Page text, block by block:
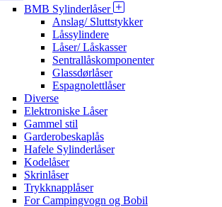
BMB Sylinderlåser
Anslag/ Sluttstykker
Låssylindere
Låser/ Låskasser
Sentrallåskomponenter
Glassdørlåser
Espagnolettlåser
Diverse
Elektroniske Låser
Gammel stil
Garderobeskaplås
Hafele Sylinderlåser
Kodelåser
Skrinlåser
Trykknapplåser
For Campingvogn og Bobil